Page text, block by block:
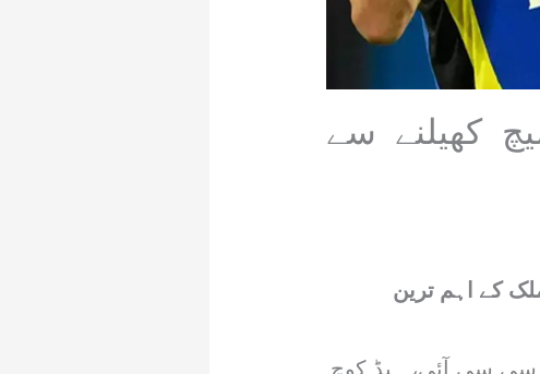
کھیلنے سے
کے اہم ترین
سی سی آئی، ہیڈ کوچ